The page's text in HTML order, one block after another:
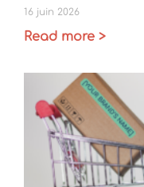
16 juin 2026
Read more >